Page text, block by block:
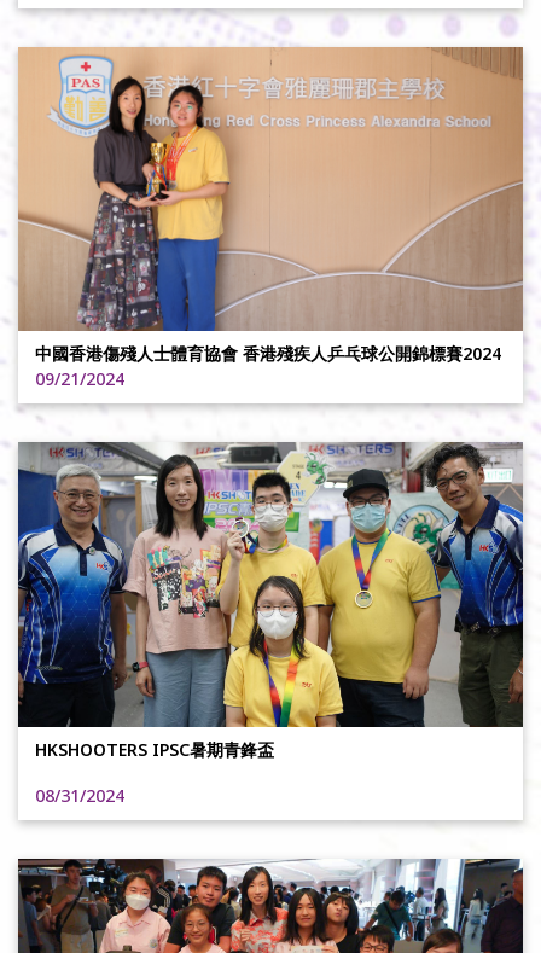
中國香港傷殘人士體育協會 香港殘疾人乒乓球公開錦標賽2024
09/21/2024
HKSHOOTERS IPSC暑期青鋒盃
08/31/2024